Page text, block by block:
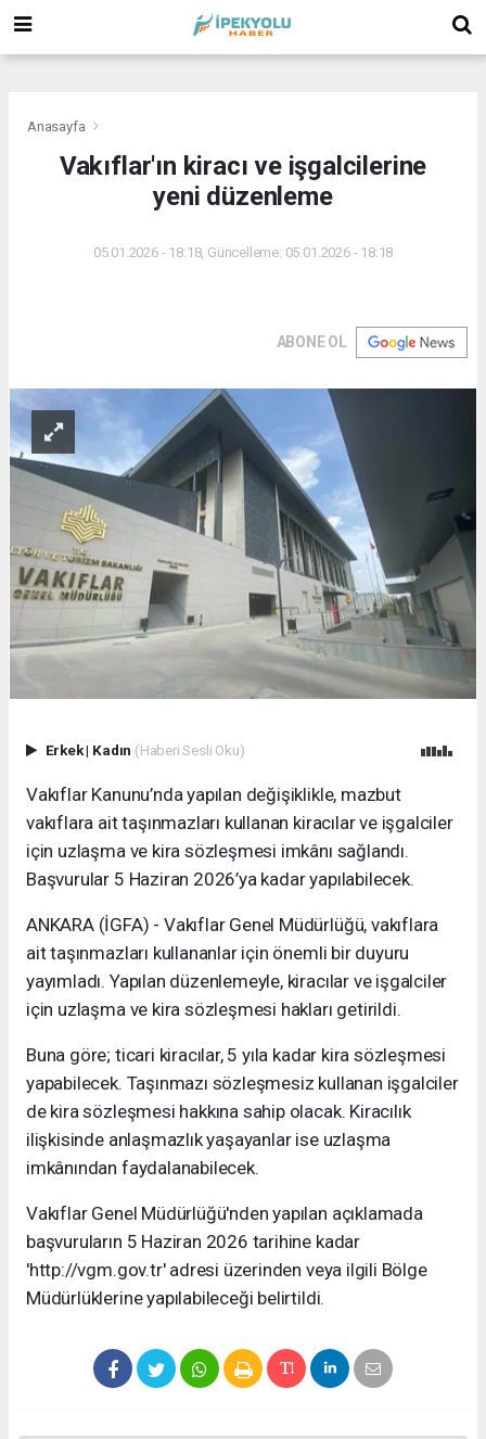
Anasayfa
Vakıflar'ın kiracı ve işgalcilerine
yeni düzenleme
05.01.2026 - 18:18, Güncelleme: 05.01.2026 - 18:18
ABONE OL
Erkek| Kadın (Haberi Sesli Oku)
Vakıflar Kanunu’nda yapılan değişiklikle, mazbut
vakıflara ait taşınmazları kullanan kiracılar ve işgalciler
için uzlaşma ve kira sözleşmesi imkânı sağlandı.
Başvurular 5 Haziran 2026’ya kadar yapılabilecek.
ANKARA (İGFA) - Vakıflar Genel Müdürlüğü, vakıflara
ait taşınmazları kullananlar için önemli bir duyuru
yayımladı. Yapılan düzenlemeyle, kiracılar ve işgalciler
için uzlaşma ve kira sözleşmesi hakları getirildi.
Buna göre; ticari kiracılar, 5 yıla kadar kira sözleşmesi
yapabilecek. Taşınmazı sözleşmesiz kullanan işgalciler
de kira sözleşmesi hakkına sahip olacak. Kiracılık
ilişkisinde anlaşmazlık yaşayanlar ise uzlaşma
imkânından faydalanabilecek.
Vakıflar Genel Müdürlüğü'nden yapılan açıklamada
başvuruların 5 Haziran 2026 tarihine kadar
'http://vgm.gov.tr' adresi üzerinden veya ilgili Bölge
Müdürlüklerine yapılabileceği belirtildi.